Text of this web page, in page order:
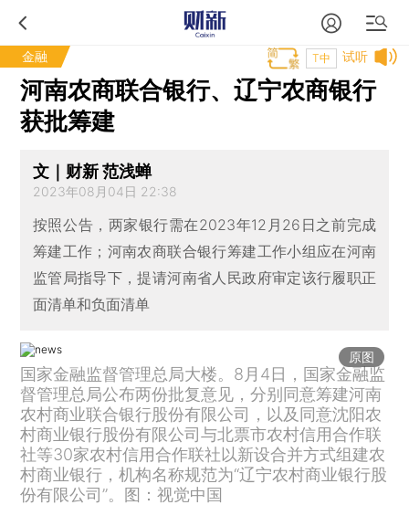
金融 试听
T中
河南农商联合银行、辽宁农商银行
获批筹建
文｜财新 范浅蝉
2023年08月04日 22:38
按照公告，两家银行需在2023年12月26日之前完成
筹建工作；河南农商联合银行筹建工作小组应在河南
监管局指导下，提请河南省人民政府审定该行履职正
面清单和负面清单
原图
国家金融监督管理总局大楼。8月4日，国家金融监
督管理总局公布两份批复意见，分别同意筹建河南
农村商业联合银行股份有限公司，以及同意沈阳农
村商业银行股份有限公司与北票市农村信用合作联
社等30家农村信用合作联社以新设合并方式组建农
村商业银行，机构名称规范为“辽宁农村商业银行股
份有限公司”。图：视觉中国